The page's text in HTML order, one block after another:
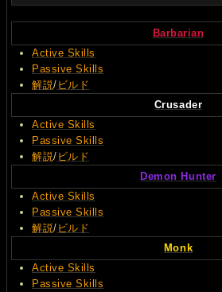
Barbarian
Active Skills
Passive Skills
解説/ ビルド
Crusader
Active Skills
Passive Skills
解説/ ビルド
Demon Hunter
Active Skills
Passive Skills
解説/ ビルド
Monk
Active Skills
Passive Skills